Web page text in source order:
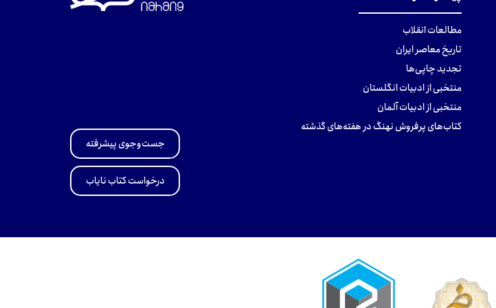
مطالعات انقلاب
تاریخ معاصر ایران
تجدید چاپی‌ها
منتخبی از ادبیات انگلستان
منتخبی از ادبیات آلمان
کتاب‌های پرفروش نهنگ در هفته‌های گذشته
جست‌وجوی پیشرفته
درخواست کتاب نایاب